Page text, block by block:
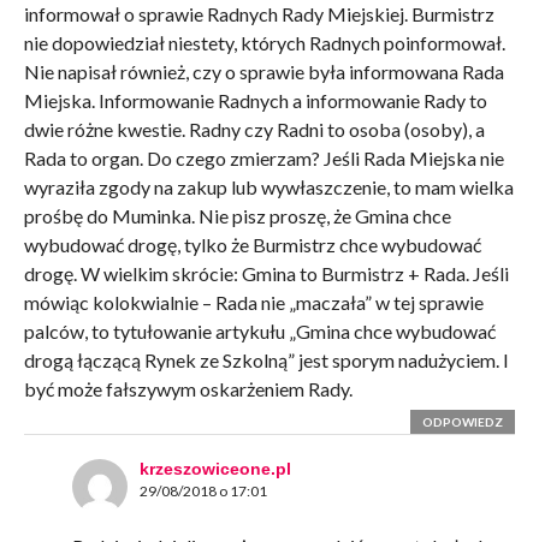
informował o sprawie Radnych Rady Miejskiej. Burmistrz
nie dopowiedział niestety, których Radnych poinformował.
Nie napisał również, czy o sprawie była informowana Rada
Miejska. Informowanie Radnych a informowanie Rady to
dwie różne kwestie. Radny czy Radni to osoba (osoby), a
Rada to organ. Do czego zmierzam? Jeśli Rada Miejska nie
wyraziła zgody na zakup lub wywłaszczenie, to mam wielka
prośbę do Muminka. Nie pisz proszę, że Gmina chce
wybudować drogę, tylko że Burmistrz chce wybudować
drogę. W wielkim skrócie: Gmina to Burmistrz + Rada. Jeśli
mówiąc kolokwialnie – Rada nie „maczała” w tej sprawie
palców, to tytułowanie artykułu „Gmina chce wybudować
drogą łączącą Rynek ze Szkolną” jest sporym nadużyciem. I
być może fałszywym oskarżeniem Rady.
ODPOWIEDZ
krzeszowiceone.pl
29/08/2018 o 17:01